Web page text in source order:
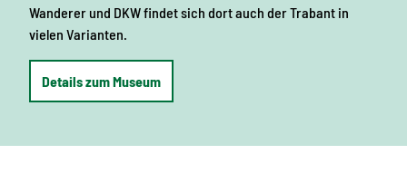
Wanderer und DKW findet sich dort auch der Trabant in
vielen Varianten.
Details zum Museum